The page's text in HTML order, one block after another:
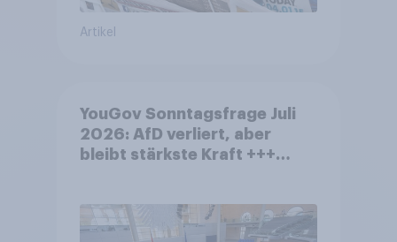
Artikel
YouGov Sonntagsfrage Juli
2026: AfD verliert, aber
bleibt stärkste Kraft +++